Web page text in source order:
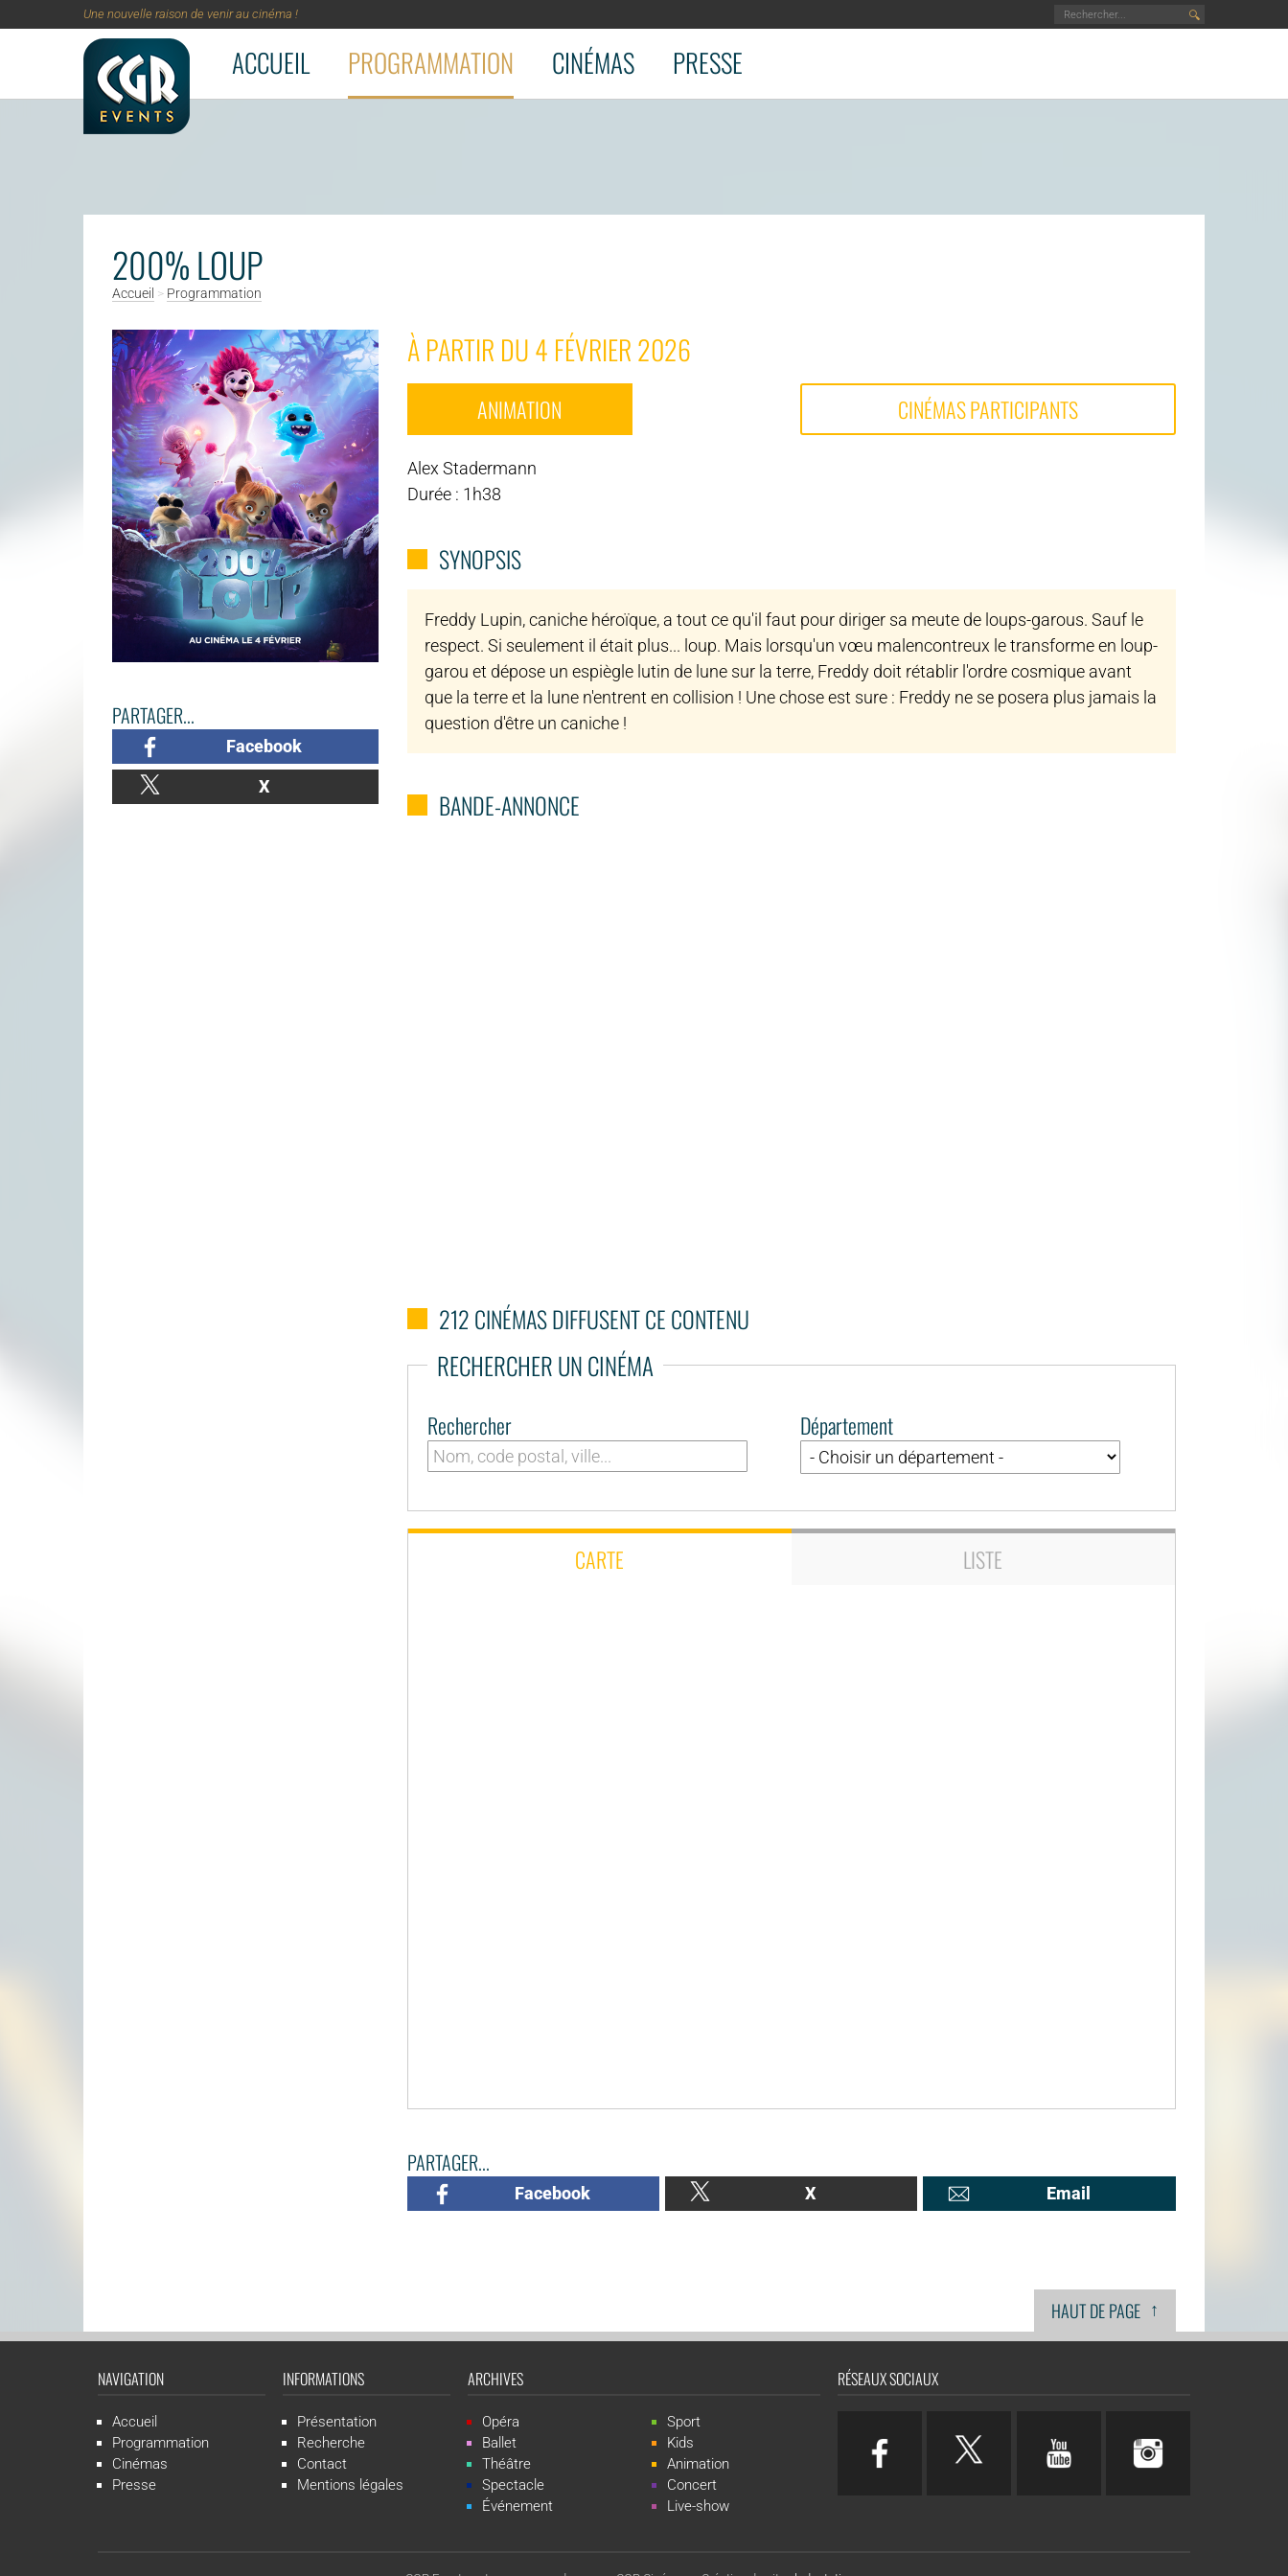
Aller au contenu principal
🔍
Une nouvelle raison de venir au cinéma !
ACCUEIL PROGRAMMATION CINÉMAS PRESSE
200% LOUP
Accueil > Programmation
PARTAGER...
Facebook
X
À PARTIR DU 4 FÉVRIER 2026
ANIMATION
Alex Stadermann
Durée : 1h38
CINÉMAS PARTICIPANTS
SYNOPSIS
Freddy Lupin, caniche héroïque, a tout ce qu'il faut pour diriger sa meute de loups-garous. Sauf le
respect. Si seulement il était plus... loup. Mais lorsqu'un vœu malencontreux le transforme en loup-
garou et dépose un espiègle lutin de lune sur la terre, Freddy doit rétablir l'ordre cosmique avant
que la terre et la lune n'entrent en collision ! Une chose est sure : Freddy ne se posera plus jamais la
question d'être un caniche !
BANDE-ANNONCE
212 CINÉMAS DIFFUSENT CE CONTENU
RECHERCHER UN CINÉMA
Rechercher Département
CARTE LISTE
PARTAGER...
Facebook X Email
HAUT DE PAGE ↑
NAVIGATION
Accueil
Programmation
Cinémas
Presse
INFORMATIONS
Présentation
Recherche
Contact
Mentions légales
ARCHIVES
Opéra
Ballet
Théâtre
Spectacle
Événement
Sport
Kids
Animation
Concert
Live-show
RÉSEAUX SOCIAUX